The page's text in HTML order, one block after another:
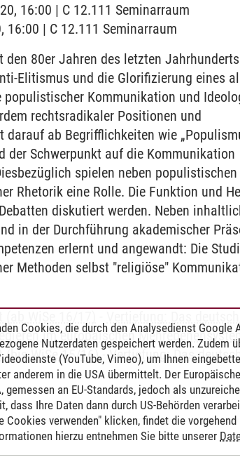
16:00 | C 12.111 Seminarraum
16:00 | C 12.111 Seminarraum
80er Jahren des letzten
Elitismus und die Glorifizierung eines
Kommunikation und
rechtsradikaler Positionen und
ab Begrifflichkeiten wie
der Schwerpunkt auf die Kommunikation
spielen neben populistischen
Rhetorik eine Rolle. Die Funktion und
diskutiert werden. Neben
in der Durchführung akademischer
erlernt und angewandt: Die
Methoden selbst "religiöse"
WiSe 16/17)
im europäischen
WiSe 15/16)-Vertiefung: Das
Cookies, die durch den Analysedienst Google
Nutzerdaten gespeichert werden. Zudem
(YouTube, Vimeo), um Ihnen
anderem in die USA übermittelt. Der
gemessen an EU-Standards, jedoch als
dass Ihre Daten dann durch US-Behörden
Cookies verwenden" klicken, findet die
hierzu entnehmen Sie bitte unserer